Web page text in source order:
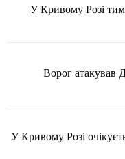
У Кривому Розі
Ворог атакував
У Кривому Розі